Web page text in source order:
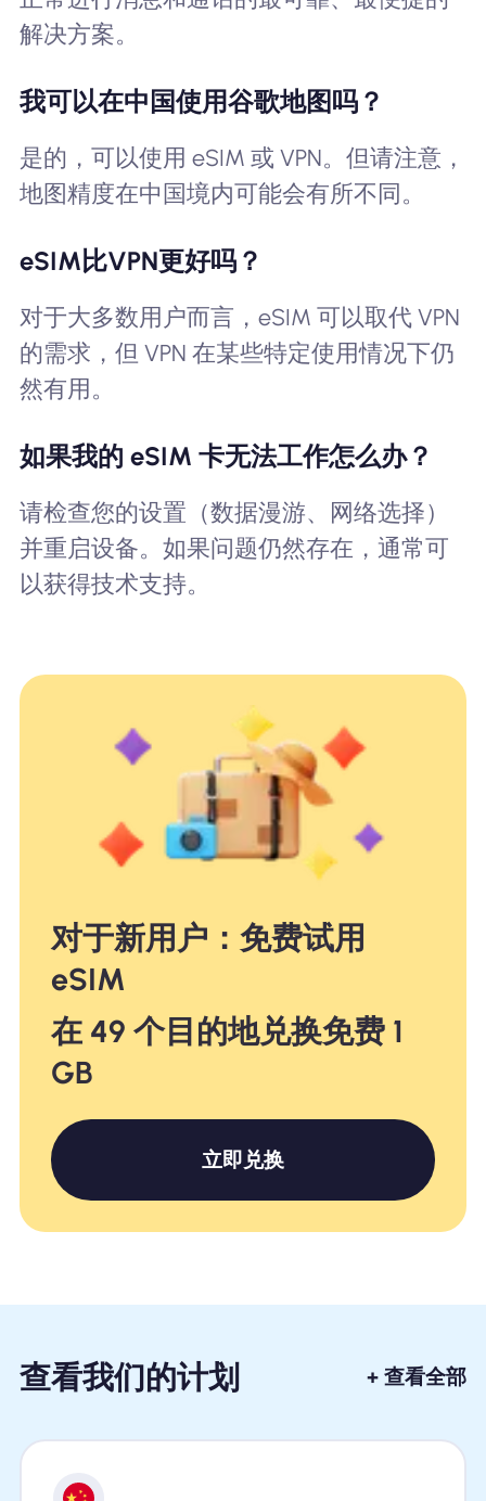
解决方案。
我可以在中国使用谷歌地图吗？
是的，可以使用 eSIM 或 VPN。但请注意，
地图精度在中国境内可能会有所不同。
eSIM比VPN更好吗？
对于大多数用户而言，eSIM 可以取代 VPN
的需求，但 VPN 在某些特定使用情况下仍
然有用。
如果我的 eSIM 卡无法工作怎么办？
请检查您的设置（数据漫游、网络选择）
并重启设备。如果问题仍然存在，通常可
以获得技术支持。
对于新用户：免费试用
eSIM
在 49 个目的地兑换免费 1
GB
立即兑换
查看我们的计划 + 查看全部